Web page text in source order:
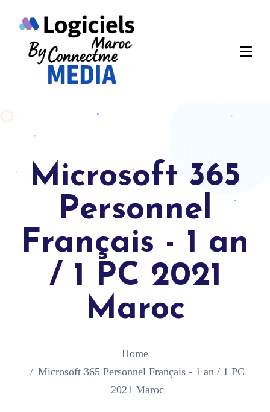
Microsoft 365
Personnel
Français - 1 an
/ 1 PC 2021
Maroc
Home
Microsoft 365 Personnel Français - 1 an / 1 PC
2021 Maroc